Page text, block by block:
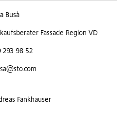
Busà
Fassade Region VD
293 98 52
Fankhauser